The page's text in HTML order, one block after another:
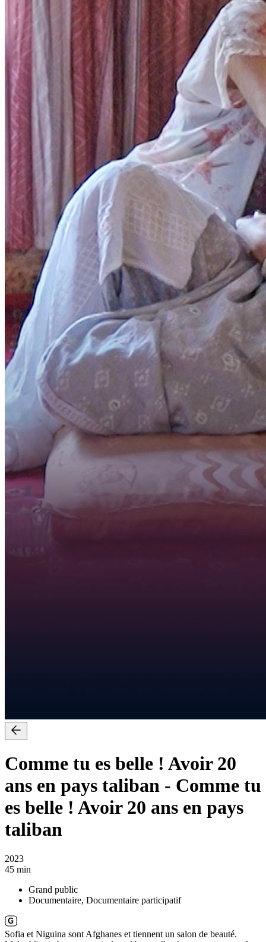
Comme tu es belle ! Avoir 20
ans en pays taliban - Comme tu
es belle ! Avoir 20 ans en pays
taliban
2023
45 min
Grand public
Documentaire, Documentaire participatif
Sofia et Niguina sont Afghanes et tiennent un salon de beauté.